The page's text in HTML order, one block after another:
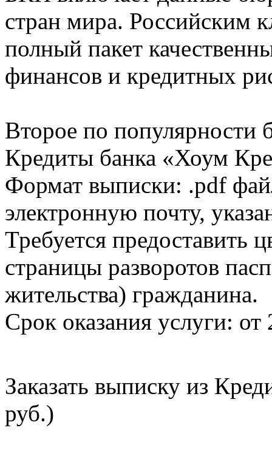
стран мира. Российским
полный пакет
финансов и кредитных
Второе по популярности
Кредиты банка «Хоум
Формат выписки: .pdf
электронную почту,
Требуется предоставить
страницы разворотов
жительства) гражданина.
Срок оказания услуги: от
Заказать выписку из
руб.)